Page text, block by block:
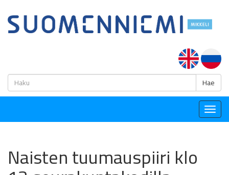
Hae
Naisten tuumauspiiri klo